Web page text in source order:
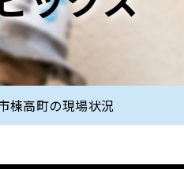
棟高町の現場状況